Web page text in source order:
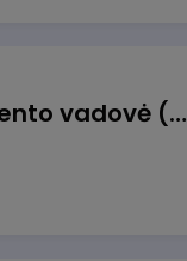
Veiklos atsparumo departamento vadovė (-as)